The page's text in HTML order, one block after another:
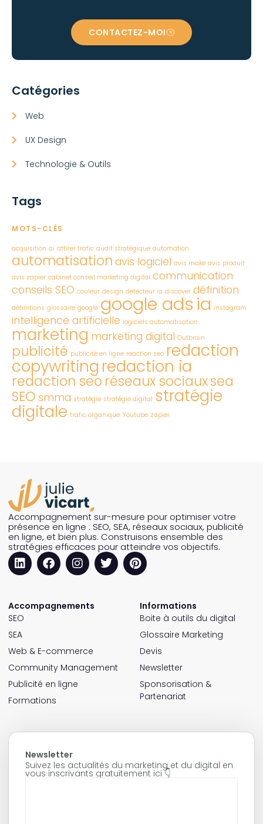
CONTACTEZ-MOI
Catégories
Web
UX Design
Technologie & Outils
Tags
MOTS-CLÉS
acquisition ai attirer trafic audit stratégique automation
automatisation avis logiciel avis make avis produit
avis zapier cabinet conseil marketing digital communication
conseils SEO couleur design detecteur ia discover définition
définitions glossaire google google adsia instagram
intelligence artificielle logiciels automatisation
marketing marketing digital Outbrain
publicité publicité en ligne reaction seo redaction
copywriting redaction ia
redaction seo réseaux sociauxsea
SEO smma stratégie stratégie digital stratégie
digitale trafic organique Youtube zapier
Accompagnement sur-mesure pour optimiser votre
présence en ligne : SEO, SEA, réseaux sociaux, publicité
en ligne, et bien plus. Construisons ensemble des
stratégies efficaces pour atteindre vos objectifs.
Accompagnements
SEO
SEA
Web & E-commerce
Community Management
Publicité en ligne
Formations
Informations
Boite à outils du digital
Glossaire Marketing
Devis
Newsletter
Sponsorisation &
Partenariat
Newsletter
Suivez les actualités du marketing et du digital en
vous inscrivants gratuitement ici 👇